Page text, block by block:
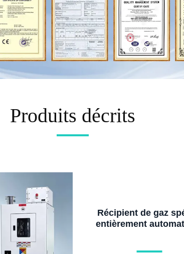
Produits décrits
Récipient de gaz
entièrement